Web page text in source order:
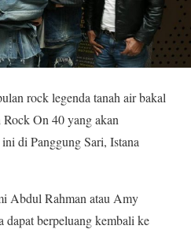
rock legenda tanah air bakal
On 40 yang akan
di Panggung Sari, Istana
Abdul Rahman atau Amy
dapat berpeluang kembali ke